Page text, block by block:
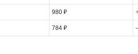
980 ₽
784 ₽